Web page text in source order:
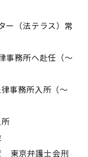
（法テラス）常
務所へ赴任（～
事務所入所（～
東京弁護士会刑